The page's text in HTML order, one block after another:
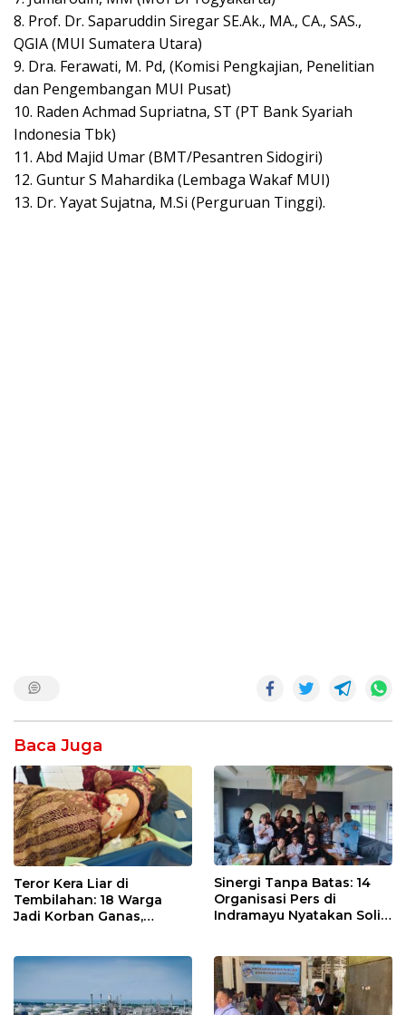
8. Prof. Dr. Saparuddin Siregar SE.Ak., MA., CA., SAS.,
QGIA (MUI Sumatera Utara)
9. Dra. Ferawati, M. Pd, (Komisi Pengkajian, Penelitian
dan Pengembangan MUI Pusat)
10. Raden Achmad Supriatna, ST (PT Bank Syariah
Indonesia Tbk)
11. Abd Majid Umar (BMT/Pesantren Sidogiri)
12. Guntur S Mahardika (Lembaga Wakaf MUI)
13. Dr. Yayat Sujatna, M.Si (Perguruan Tinggi).
Baca Juga
Teror Kera Liar di
Tembilahan: 18 Warga
Jadi Korban Ganas,
Sinergi Tanpa Batas: 14
Organisasi Pers di
Indramayu Nyatakan Solid